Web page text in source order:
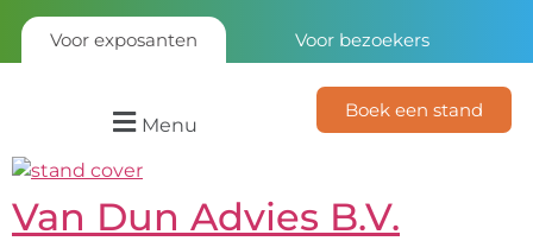
Voor exposanten Voor bezoekers
Menu
Boek een stand
Van Dun Advies B.V.